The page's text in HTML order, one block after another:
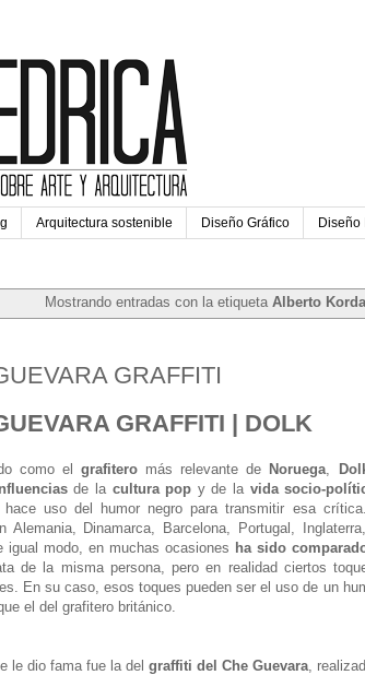
Arquitectura sostenible Diseño Gráfico Diseño
Mostrando entradas con la etiqueta Alberto Korda
GRAFFITI
GRAFFITI | DOLK
como elgrafitero más relevante de Noruega
de la cultura pop y de la vida socio-
hace uso del humor negro para transmitir esa
Alemania, Dinamarca, Barcelona, Portugal,
igual modo, en muchas ocasiones ha sido
de la misma persona, pero en realidad ciertos
En su caso, esos toques pueden ser el uso de un
el del grafitero británico.
le dio fama fue la del graffiti del Che Guevara ,